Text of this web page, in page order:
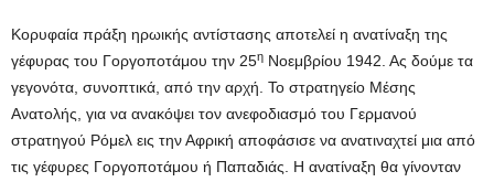
Κορυφαία πράξη ηρωικής αντίστασης αποτελεί η ανατίναξη της
γέφυρας του Γοργοποτάμου την 25η Νοεμβρίου 1942. Ας δούμε τα
γεγονότα, συνοπτικά, από την αρχή. Το στρατηγείο Μέσης
Ανατολής, για να ανακόψει τον ανεφοδιασμό του Γερμανού
στρατηγού Ρόμελ εις την Αφρική αποφάσισε να ανατιναχτεί μια από
τις γέφυρες Γοργοποτάμου ή Παπαδιάς. Η ανατίναξη θα γίνονταν